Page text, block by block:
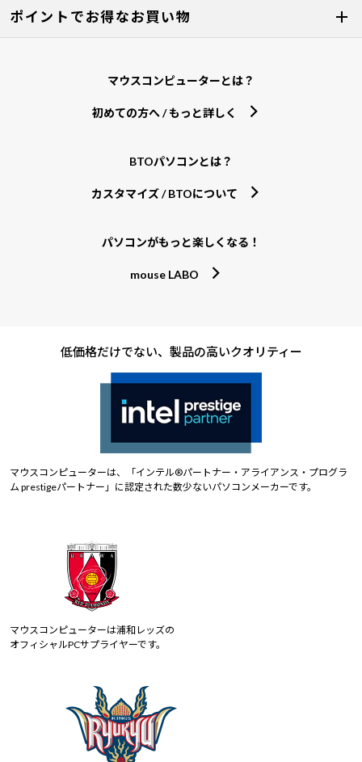
ポイントでお得なお買い物
マウスコンピューターとは？
初めての方へ / もっと詳しく
BTOパソコンとは？
カスタマイズ / BTOについて
パソコンがもっと楽しくなる！
mouse LABO
低価格だけでない、製品の高いクオリティー
マウスコンピューターは、「インテル®パートナー・アライアンス・プログラ
ム prestigeパートナー」に認定された数少ないパソコンメーカーです。
マウスコンピューターは浦和レッズの
オフィシャルPCサプライヤーです。